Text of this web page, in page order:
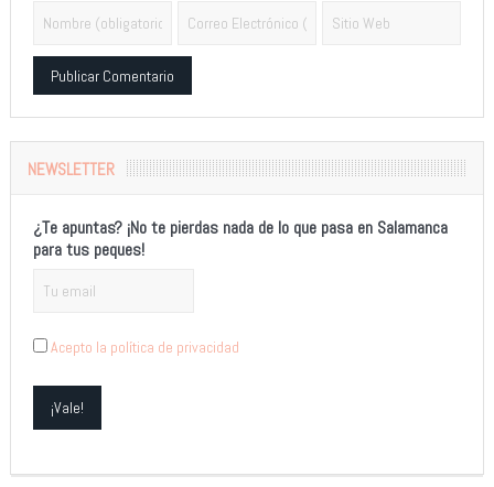
NEWSLETTER
¿Te apuntas? ¡No te pierdas nada de lo que pasa en Salamanca
para tus peques!
Acepto la política de privacidad